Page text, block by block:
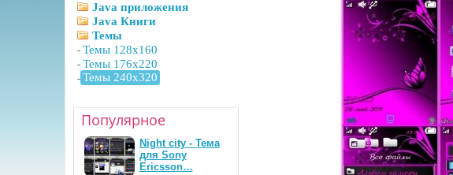
Java приложения
Java Книги
Темы
-Темы 128x160
-Темы 176x220
- Темы 240x320
Популярное
Night city - Тема
для Sony
Ericsson…